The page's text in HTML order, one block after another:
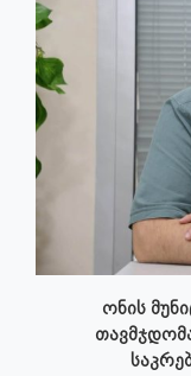
ონის